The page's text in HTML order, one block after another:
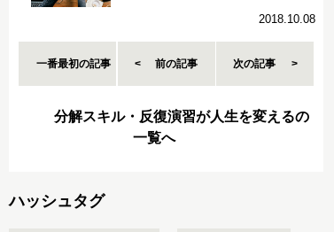
2018.10.08
一番最初の記事 前の記事 次の記事
分解スキル・反復演習が人生を変えるの
一覧へ
ハッシュタグ